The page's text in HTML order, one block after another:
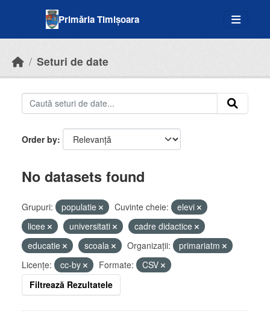
Primăria Timișoara
Seturi de date
Order by
No datasets found
Grupuri: populatie Cuvinte cheie:
elevi
licee
universitati
cadre didactice
educatie
scoala Organizații:
primariatm
Licenţe:
cc-by Formate:
CSV
Filtrează Rezultatele